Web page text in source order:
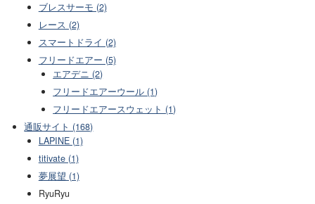
ブレスサーモ (2)
レース (2)
スマートドライ (2)
フリードエアー (5)
エアデニ (2)
フリードエアーウール (1)
フリードエアースウェット (1)
通販サイト (168)
LAPINE (1)
titivate (1)
夢展望 (1)
RyuRyu